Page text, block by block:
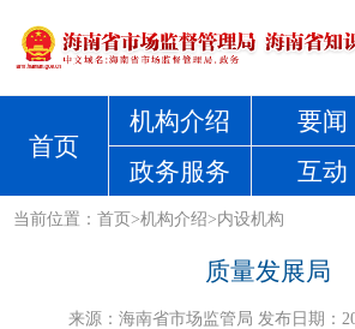
首页
机构介绍 要闻
政务服务
互动
当前位置：首页>机构介绍>内设机构
质量发展局
来源： 海南省市场监管局 发布日期：